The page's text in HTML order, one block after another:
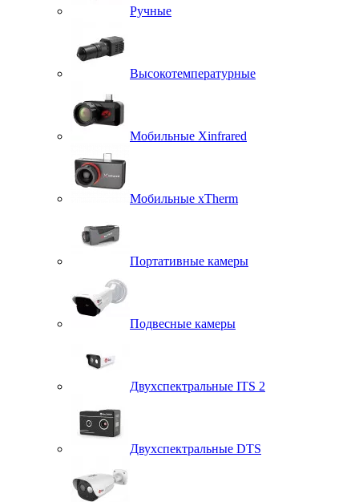
Ручные
Высокотемпературные
Мобильные Xinfrared
Мобильные xTherm
Портативные камеры
Подвесные камеры
Двухспектральные ITS 2
Двухспектральные DTS